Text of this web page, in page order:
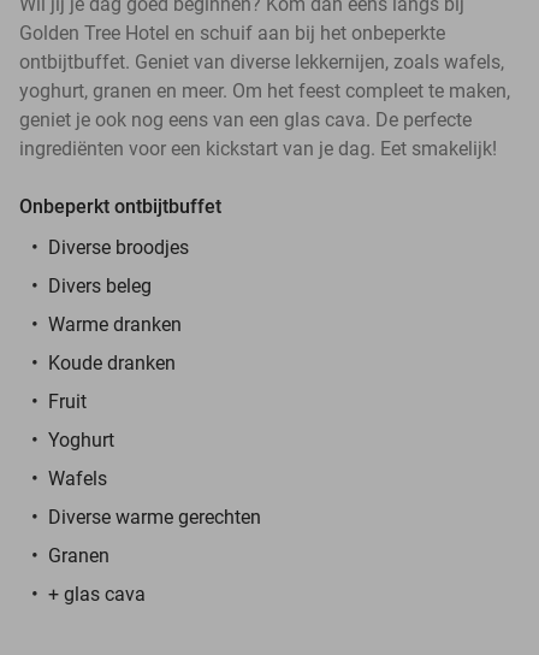
Golden Tree Hotel en schuif aan bij het onbeperkte
ontbijtbuffet. Geniet van diverse lekkernijen, zoals wafels,
yoghurt, granen en meer. Om het feest compleet te maken,
geniet je ook nog eens van een glas cava. De perfecte
ingrediënten voor een kickstart van je dag. Eet smakelijk!
Onbeperkt ontbijtbuffet
Diverse broodjes
Divers beleg
Warme dranken
Koude dranken
Fruit
Yoghurt
Wafels
Diverse warme gerechten
Granen
+ glas cava